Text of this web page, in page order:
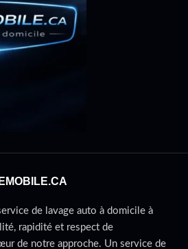
de lavage auto à domicile à
rapidité et respect de
de notre approche. Un service de